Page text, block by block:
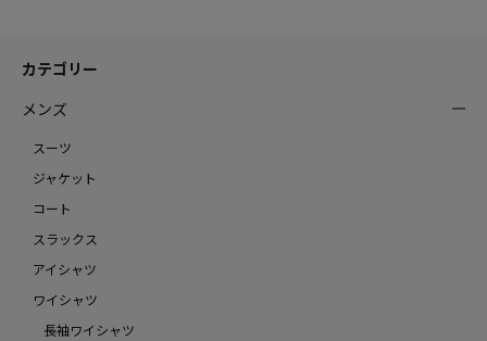
カテゴリー
メンズ
スーツ
ジャケット
コート
スラックス
アイシャツ
ワイシャツ
長袖ワイシャツ